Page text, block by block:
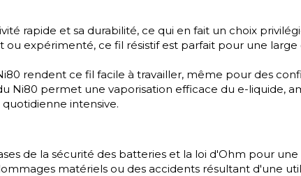
rapide et sa durabilité, ce qui en fait un choix
ou expérimenté, ce fil résistif est parfait pour une
rendent ce fil facile à travailler, même pour des
Ni80 permet une vaporisation efficace du e-liquide,
intensive.
de la sécurité des batteries et la loi d'Ohm pour
matériels ou des accidents résultant d'une